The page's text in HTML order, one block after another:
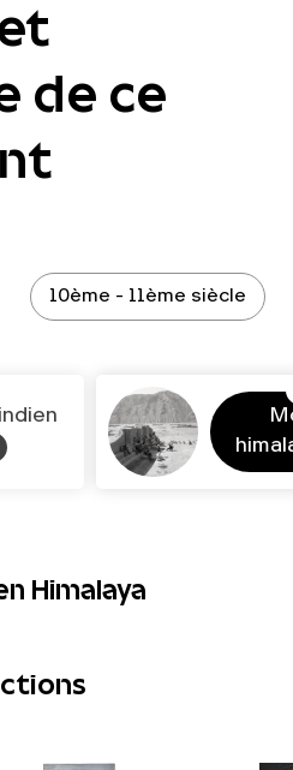
de ce
10ème - 11ème siècle
Himalaya